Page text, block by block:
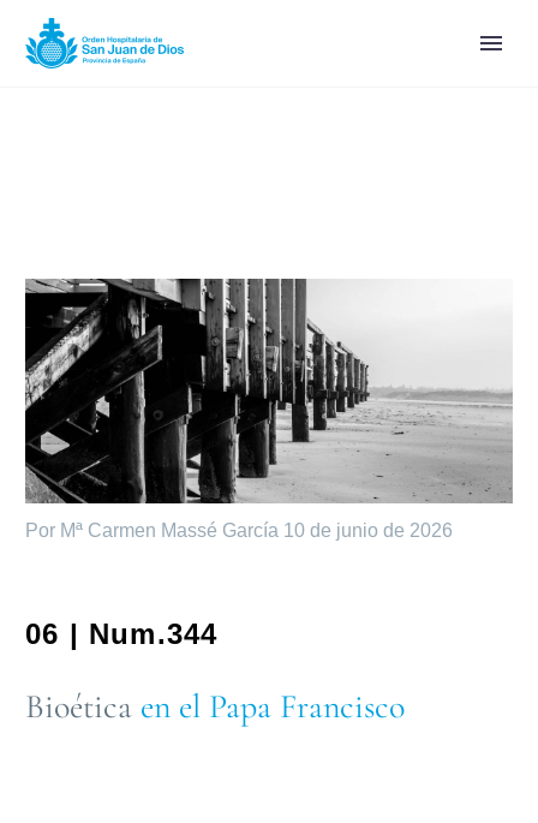
Por Mª Carmen Massé García 10 de junio de 2026
06 | Num.344
Bioética en el Papa Francisco